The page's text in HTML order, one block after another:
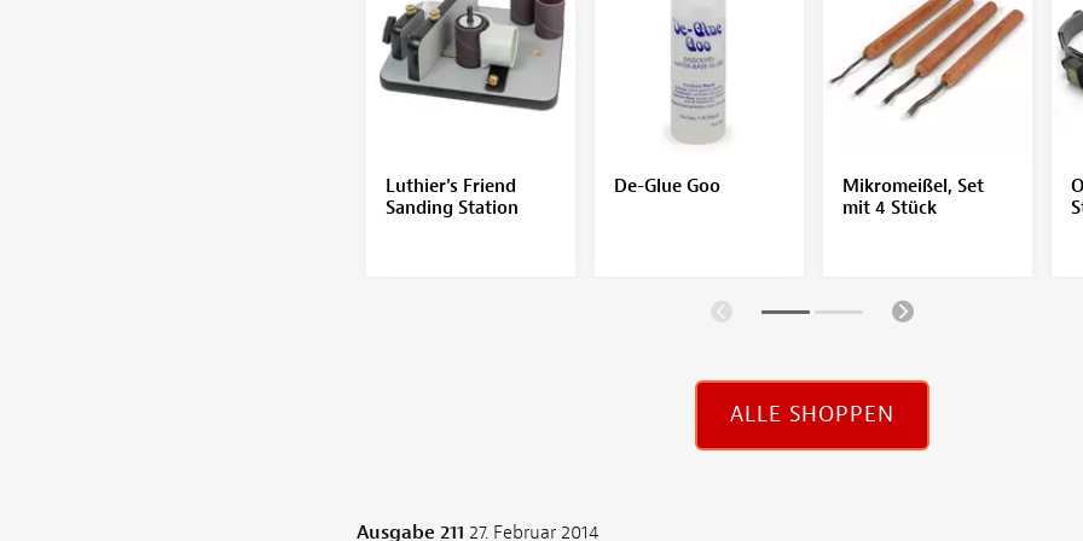
Luthier's Friend
Sanding Station
De-Glue Goo
Mikromeißel, Set
mit 4 Stück
ALLE SHOPPEN
Ausgabe 211 27. Februar 2014